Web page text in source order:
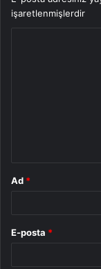
işaretlenmişlerdir
Ad *
E-posta *